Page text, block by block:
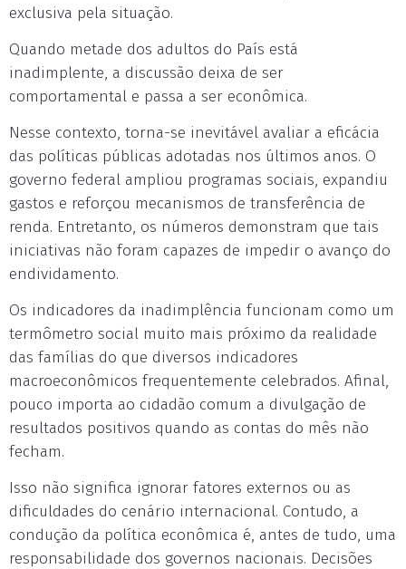
exclusiva pela situação.
Quando metade dos adultos do País está
inadimplente, a discussão deixa de ser
comportamental e passa a ser econômica.
Nesse contexto, torna-se inevitável avaliar a eficácia
das políticas públicas adotadas nos últimos anos. O
governo federal ampliou programas sociais, expandiu
gastos e reforçou mecanismos de transferência de
renda. Entretanto, os números demonstram que tais
iniciativas não foram capazes de impedir o avanço do
endividamento.
Os indicadores da inadimplência funcionam como um
termômetro social muito mais próximo da realidade
das famílias do que diversos indicadores
macroeconômicos frequentemente celebrados. Afinal,
pouco importa ao cidadão comum a divulgação de
resultados positivos quando as contas do mês não
fecham.
Isso não significa ignorar fatores externos ou as
dificuldades do cenário internacional. Contudo, a
condução da política econômica é, antes de tudo, uma
responsabilidade dos governos nacionais. Decisões